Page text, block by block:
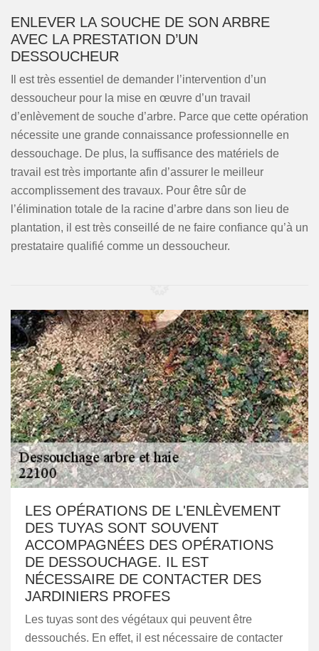
ENLEVER LA SOUCHE DE SON ARBRE
AVEC LA PRESTATION D’UN
DESSOUCHEUR
Il est très essentiel de demander l’intervention d’un
dessoucheur pour la mise en œuvre d’un travail
d’enlèvement de souche d’arbre. Parce que cette opération
nécessite une grande connaissance professionnelle en
dessouchage. De plus, la suffisance des matériels de
travail est très importante afin d’assurer le meilleur
accomplissement des travaux. Pour être sûr de
l’élimination totale de la racine d’arbre dans son lieu de
plantation, il est très conseillé de ne faire confiance qu’à un
prestataire qualifié comme un dessoucheur.
LES OPÉRATIONS DE L'ENLÈVEMENT
DES TUYAS SONT SOUVENT
ACCOMPAGNÉES DES OPÉRATIONS
DE DESSOUCHAGE. IL EST
NÉCESSAIRE DE CONTACTER DES
JARDINIERS PROFES
Les tuyas sont des végétaux qui peuvent être
dessouchés. En effet, il est nécessaire de contacter